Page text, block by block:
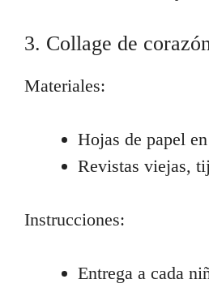
3. Collage de
Materiales:
Hojas de papel
Revistas viejas,
Instrucciones:
Entrega a cada